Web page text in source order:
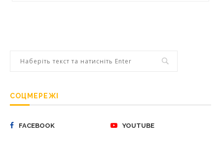
СОЦМЕРЕЖІ
FACEBOOK YOUTUBE